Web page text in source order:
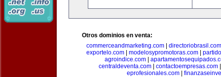
Otros dominios en venta:
commerceandmarketing.com| directoriobrasil.com
exportelo.com
modelosypromotoras.com
agroindice.com
centraldeventa.com
contactoempresas.com
eprofesionales.com